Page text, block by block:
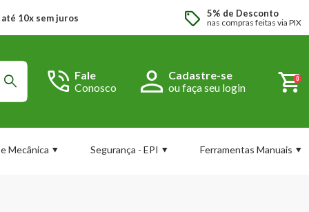
10x sem juros 5% de Desconto
nas compras feitas via PIX
Fale
Conosco
Conosco
Whatsapp
Cadastre-se
ou faça seu login
0
Mecânica Segurança - EPI Ferramentas Manuais